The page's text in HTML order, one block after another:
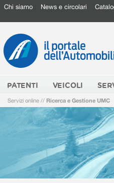
Chi siamo News e circolari
PATENTI VEICOLI
Servizi online // Ricerca e Gestione UMC